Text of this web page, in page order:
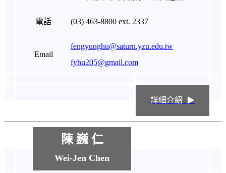
電話 (03) 463-8800 ext. 2337
Email
fengyunghu@saturn.yzu.edu.tw
fyhu205@gmail.com
詳細介紹 ▶
陳 巍 仁
Wei-Jen Chen